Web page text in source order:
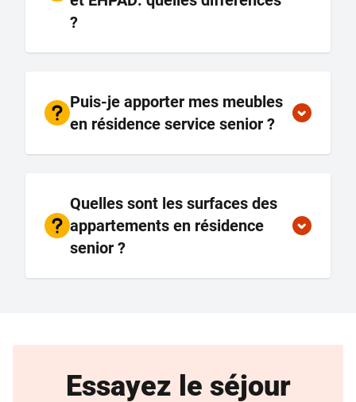
?
Puis-je apporter mes meubles
en résidence service senior ?
Quelles sont les surfaces des
appartements en résidence
senior ?
Essayez le séjour